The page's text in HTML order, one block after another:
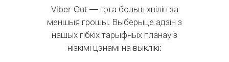
Viber Out — гэта больш хвілін за
меншыя грошы. Выберыце адзін з
нашых гібкіх тарыфных планаў з
нізкімі цэнамі на выклікі: